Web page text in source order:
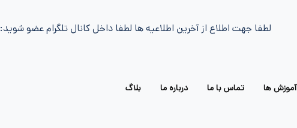
لطفا جهت اطلاع از آخرین اطلاعیه ها لطفا داخل کانال تلگرام عضو شوید:
آموزش ها تماس با ما درباره ما بلاگ